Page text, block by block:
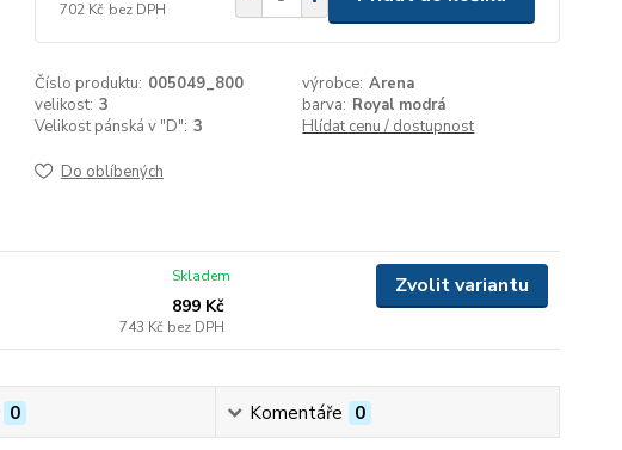
702 Kč bez DPH
Číslo produktu: 005049_800 výrobce: Arena
velikost: 3 barva: Royal modrá
Velikost pánská v "D": 3 Hlídat cenu / dostupnost
Do oblíbených
899 Kč
743 Kč bez DPH
Skladem Zvolit variantu
0 Komentáře 0